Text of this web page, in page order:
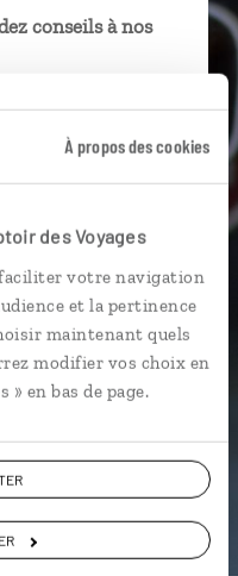
À propos des cookies
des Voyages
votre navigation
et la pertinence
maintenant quels
modifier vos choix en
en bas de page.
conseils à nos
itinéraire au plus
réalité du pays.
depuis nos studios
avant,
un spécialiste